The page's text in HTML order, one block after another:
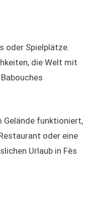
oder Spielplätze.
die Welt mit
Gelände funktioniert,
oder eine
Urlaub in Fès